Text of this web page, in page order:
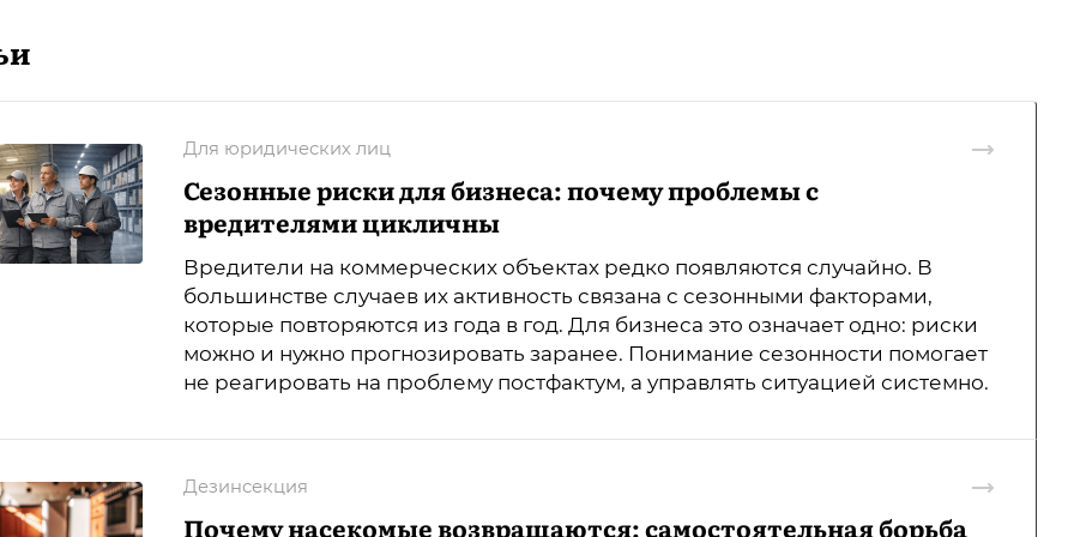
Для юридических лиц
Сезонные риски для бизнеса: почему проблемы с
вредителями цикличны
Вредители на коммерческих объектах редко появляются случайно. В
большинстве случаев их активность связана с сезонными факторами,
которые повторяются из года в год. Для бизнеса это означает одно: риски
можно и нужно прогнозировать заранее. Понимание сезонности помогает
не реагировать на проблему постфактум, а управлять ситуацией системно.
Дезинсекция
Почему насекомые возвращаются: самостоятельная борьба